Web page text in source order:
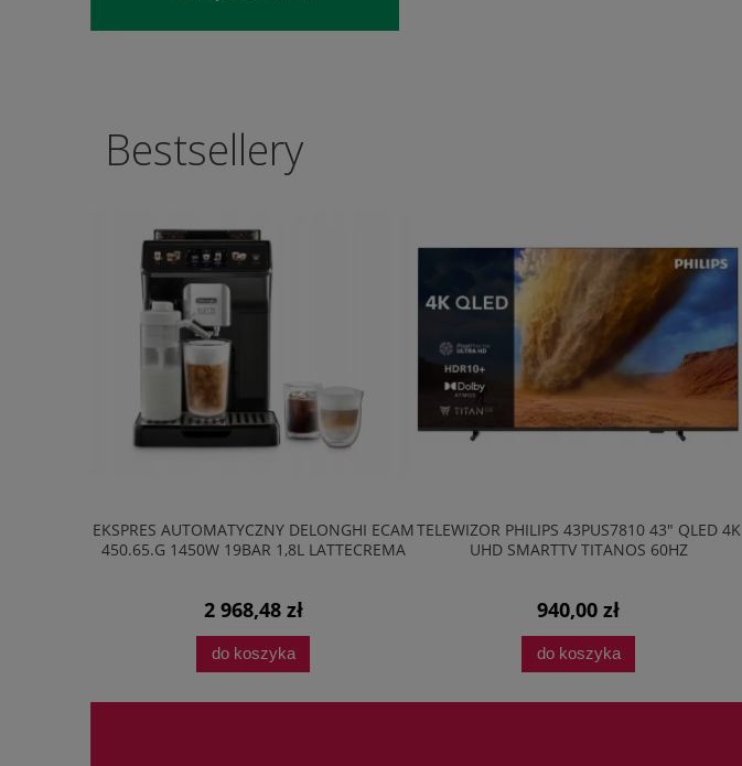
Bestsellery
EKSPRES AUTOMATYCZNY DELONGHI ECAM
450.65.G 1450W 19BAR 1,8L LATTECREMA
2 968,48 zł
do koszyka
TELEWIZOR PHILIPS 43PUS7810 43" QLED 4K
UHD SMARTTV TITANOS 60HZ
940,00 zł
do koszyka